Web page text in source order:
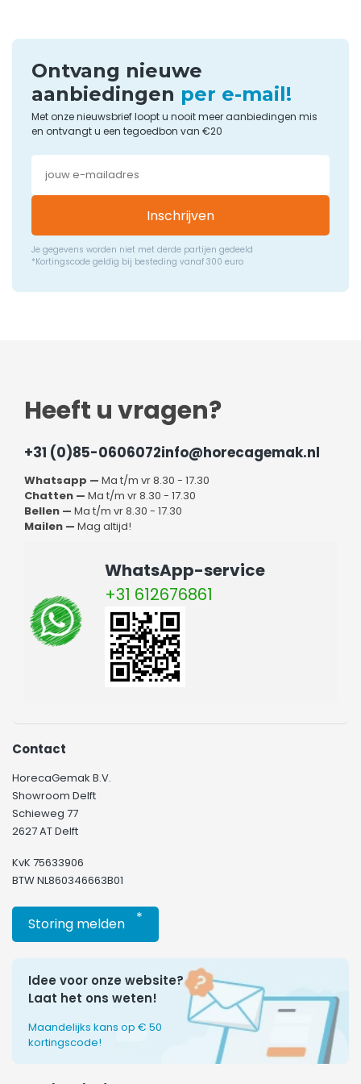
Ontvang nieuwe
aanbiedingen per e-mail!
Met onze nieuwsbrief loopt u nooit meer aanbiedingen mis
en ontvangt u een tegoedbon van €20
Inschrijven
Je gegevens worden niet met derde partijen gedeeld
*Kortingscode geldig bij besteding vanaf 300 euro
Heeft u vragen?
+31 (0)85-0606072info@horecagemak.nl
Whatsapp — Ma t/m vr 8.30 - 17.30
Chatten — Ma t/m vr 8.30 - 17.30
Bellen — Ma t/m vr 8.30 - 17.30
Mailen — Mag altijd!
WhatsApp-service
+31 612676861
Contact
HorecaGemak B.V.
Showroom Delft
Schieweg 77
2627 AT Delft
KvK 75633906
BTW NL860346663B01
Storing melden *
Idee voor onze website?
Laat het ons weten!
Maandelijks kans op € 50
kortingscode!